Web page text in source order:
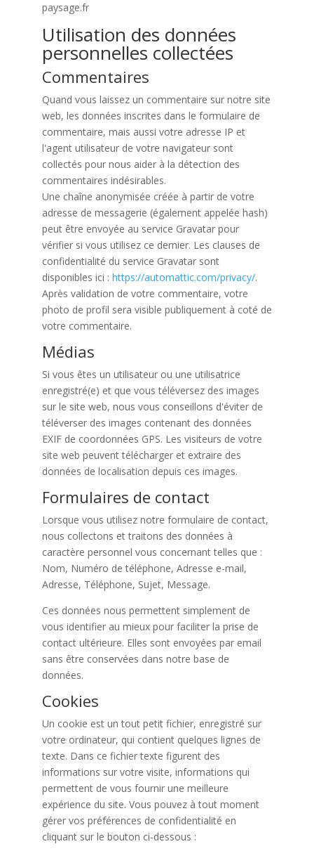
paysage.fr
Utilisation des données
personnelles collectées
Commentaires
Quand vous laissez un commentaire sur notre site
web, les données inscrites dans le formulaire de
commentaire, mais aussi votre adresse IP et
l'agent utilisateur de votre navigateur sont
collectés pour nous aider à la détection des
commentaires indésirables.
Une chaîne anonymisée créée à partir de votre
adresse de messagerie (également appelée hash)
peut être envoyée au service Gravatar pour
vérifier si vous utilisez ce dernier. Les clauses de
confidentialité du service Gravatar sont
disponibles ici : https://automattic.com/privacy/.
Après validation de votre commentaire, votre
photo de profil sera visible publiquement à coté de
votre commentaire.
Médias
Si vous êtes un utilisateur ou une utilisatrice
enregistré(e) et que vous téléversez des images
sur le site web, nous vous conseillons d'éviter de
téléverser des images contenant des données
EXIF de coordonnées GPS. Les visiteurs de votre
site web peuvent télécharger et extraire des
données de localisation depuis ces images.
Formulaires de contact
Lorsque vous utilisez notre formulaire de contact,
nous collectons et traitons des données à
caractère personnel vous concernant telles que :
Nom, Numéro de téléphone, Adresse e-mail,
Adresse, Téléphone, Sujet, Message.
Ces données nous permettent simplement de
vous identifier au mieux pour faciliter la prise de
contact ultérieure. Elles sont envoyées par email
sans être conservées dans notre base de
données.
Cookies
Un cookie est un tout petit fichier, enregistré sur
votre ordinateur, qui contient quelques lignes de
texte. Dans ce fichier texte figurent des
informations sur votre visite, informations qui
permettent de vous fournir une meilleure
expérience du site. Vous pouvez à tout moment
gérer vos préférences de confidentialité en
cliquant sur le bouton ci-dessous :